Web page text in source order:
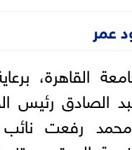
عمر
القاهرة،
الصادق رئيس
محمد رفعت